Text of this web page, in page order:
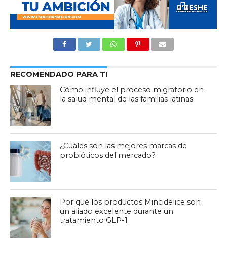
RECOMENDADO PARA TI
Cómo influye el proceso migratorio en
la salud mental de las familias latinas
¿Cuáles son las mejores marcas de
probióticos del mercado?
Por qué los productos Mincidelice son
un aliado excelente durante un
tratamiento GLP-1